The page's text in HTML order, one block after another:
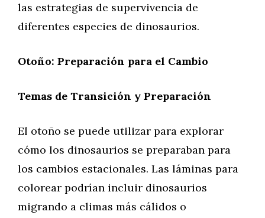
las estrategias de supervivencia de
diferentes especies de dinosaurios.
Otoño: Preparación para el Cambio
Temas de Transición y Preparación
El otoño se puede utilizar para explorar
cómo los dinosaurios se preparaban para
los cambios estacionales. Las láminas para
colorear podrían incluir dinosaurios
migrando a climas más cálidos o